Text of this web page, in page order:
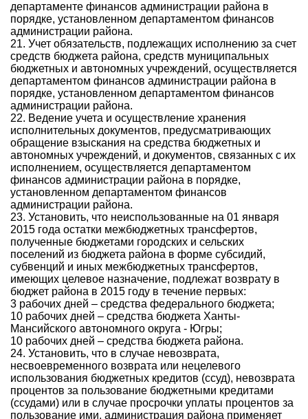
департаменте финансов администрации района в
порядке, установленном департаментом финансов
администрации района.
21. Учет обязательств, подлежащих исполнению за счет
средств бюджета района, средств муниципальных
бюджетных и автономных учреждений, осуществляется
департаментом финансов администрации района в
порядке, установленном департаментом финансов
администрации района.
22. Ведение учета и осуществление хранения
исполнительных документов, предусматривающих
обращение взыскания на средства бюджетных и
автономных учреждений, и документов, связанных с их
исполнением, осуществляется департаментом
финансов администрации района в порядке,
установленном департаментом финансов
администрации района.
23. Установить, что неиспользованные на 01 января
2015 года остатки межбюджетных трансфертов,
полученные бюджетами городских и сельских
поселений из бюджета района в форме субсидий,
субвенций и иных межбюджетных трансфертов,
имеющих целевое назначение, подлежат возврату в
бюджет района в 2015 году в течение первых:
3 рабочих дней – средства федерального бюджета;
10 рабочих дней – средства бюджета Ханты-
Мансийского автономного округа - Югры;
10 рабочих дней – средства бюджета района.
24. Установить, что в случае невозврата,
несвоевременного возврата или нецелевого
использования бюджетных кредитов (ссуд), невозврата
процентов за пользование бюджетными кредитами
(ссудами) или в случае просрочки уплаты процентов за
пользование ими, администрация района применяет